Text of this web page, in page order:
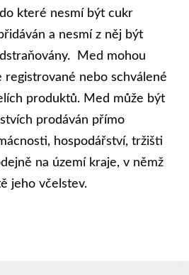
které nesmí být cukr
a nesmí z něj být
Med mohou
registrované nebo schválené
produktů. Med může být
prodáván přímo
hospodářství, tržišti
na území kraje, v němž
jeho včelstev.